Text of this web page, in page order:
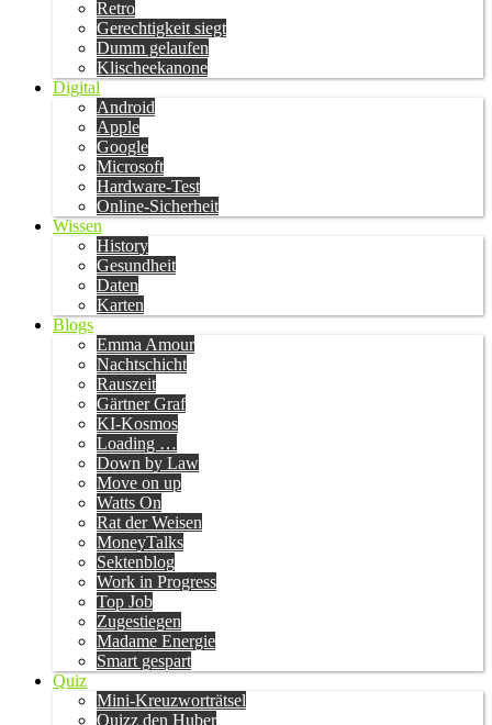
Retro
Gerechtigkeit siegt
Dumm gelaufen
Klischeekanone
Digital
Android
Apple
Google
Microsoft
Hardware-Test
Online-Sicherheit
Wissen
History
Gesundheit
Daten
Karten
Blogs
Emma Amour
Nachtschicht
Rauszeit
Gärtner Graf
KI-Kosmos
Loading …
Down by Law
Move on up
Watts On
Rat der Weisen
MoneyTalks
Sektenblog
Work in Progress
Top Job
Zugestiegen
Madame Energie
Smart gespart
Quiz
Mini-Kreuzworträtsel
Quizz den Huber